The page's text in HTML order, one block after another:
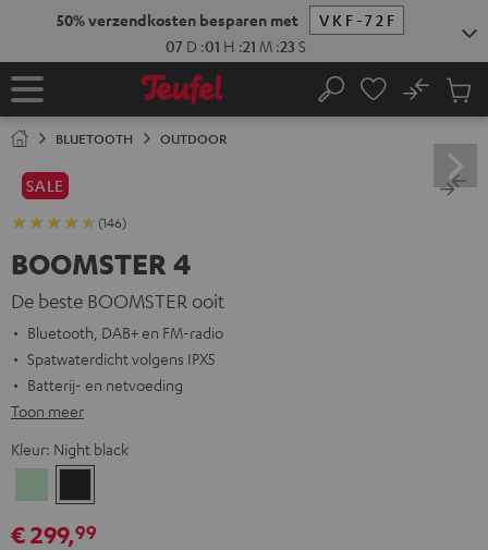
50% verzendkosten besparen met
VKF-72F
07 D :01 H :21 M :22 S
Home Zoeken
No
BLUETOOTH OUTDOOR
SALE
(146)
BOOMSTER 4
De beste BOOMSTER ooit
Bluetooth, DAB+ en FM-radio
Spatwaterdicht volgens IPX5
Batterij- en netvoeding
Toon meer
Kleur: Night black
Greenblack
€ 299,99